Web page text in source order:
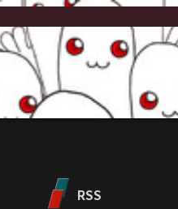
RSS